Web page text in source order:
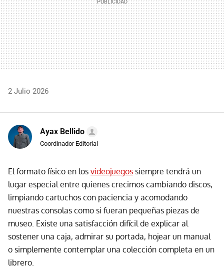
2 Julio 2026
Ayax Bellido
Coordinador Editorial
El formato físico en los videojuegos siempre tendrá un
lugar especial entre quienes crecimos cambiando discos,
limpiando cartuchos con paciencia y acomodando
nuestras consolas como si fueran pequeñas piezas de
museo. Existe una satisfacción difícil de explicar al
sostener una caja, admirar su portada, hojear un manual
o simplemente contemplar una colección completa en un
librero.